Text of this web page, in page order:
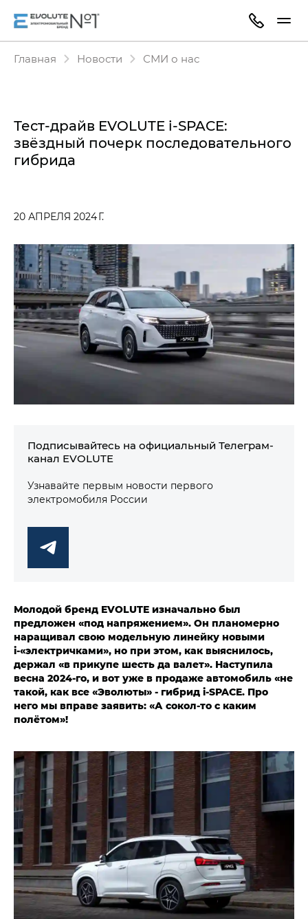
Главная Новости СМИ о нас
Тест-драйв EVOLUTE i‑SPACE:
звёздный почерк последовательного
гибрида
20 АПРЕЛЯ 2024 Г.
Подписывайтесь на официальный Телеграм-
канал EVOLUTE
Узнавайте первым новости первого
электромобиля России
Молодой бренд EVOLUTE изначально был
предложен «под напряжением». Он планомерно
наращивал свою модельную линейку новыми
i-«электричками», но при этом, как выяснилось,
держал «в прикупе шесть да валет». Наступила
весна 2024-го, и вот уже в продаже автомобиль «не
такой, как все «Эволюты» - гибрид i‑SPACE. Про
него мы вправе заявить: «А сокол-то с каким
полётом»!